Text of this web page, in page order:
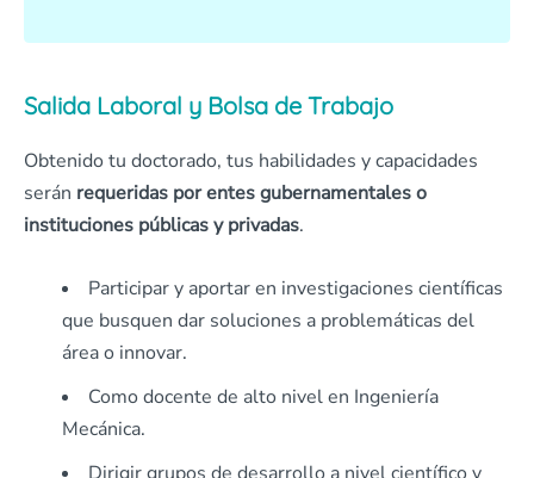
Salida Laboral y Bolsa de Trabajo
Obtenido tu doctorado, tus habilidades y capacidades
serán requeridas por entes gubernamentales o
instituciones públicas y privadas.
Participar y aportar en investigaciones científicas
que busquen dar soluciones a problemáticas del
área o innovar.
Como docente de alto nivel en Ingeniería
Mecánica.